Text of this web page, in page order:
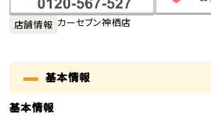
店舗情報 カーセブン神栖店
基本情報
基本情報